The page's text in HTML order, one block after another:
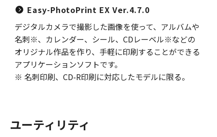
Easy-PhotoPrint EX Ver.4.7.0
デジタルカメラで撮影した画像を使って、アルバムや
名刺※、カレンダー、シール、CDレーベル※などの
オリジナル作品を作り、手軽に印刷することができる
アプリケーションソフトです。
※ 名刺印刷、CD-R印刷に対応したモデルに限る。
ユーティリティ